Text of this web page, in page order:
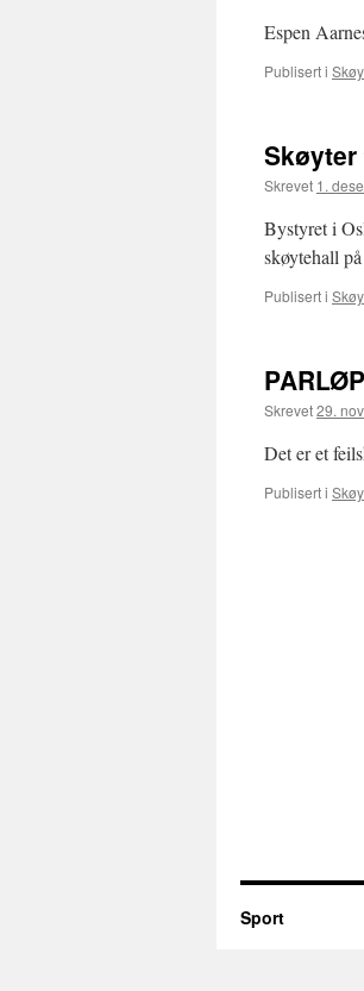
Espen
Publisert i
Skøyter
Skrevet 1.
Bystyret i
skøytehall
Publisert i
Skrevet29.
Det er et
Publisert i
Sport